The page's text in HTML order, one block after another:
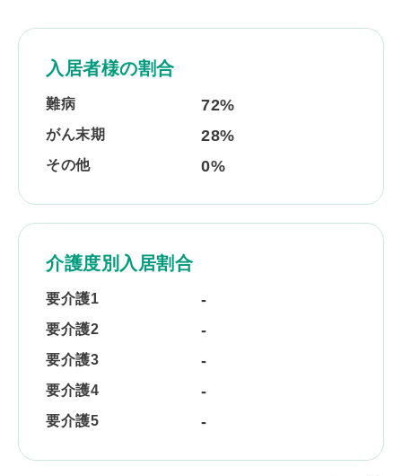
入居者様の割合
難病 72%
がん末期 28%
その他 0%
介護度別入居割合
要介護1 -
要介護2 -
要介護3 -
要介護4 -
要介護5 -